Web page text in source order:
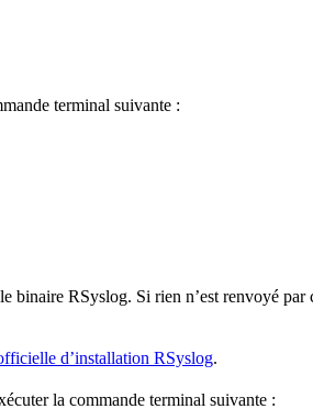
terminal suivante :
binaire RSyslog. Si rien n’est renvoyé par
d’installation RSyslog.
la commande terminal suivante :